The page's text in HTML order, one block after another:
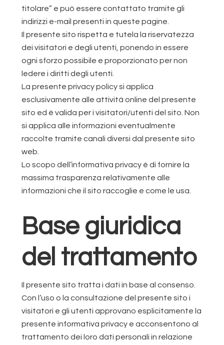
titolare” e può essere contattato tramite gli
indirizzi e-mail presenti in queste pagine.
Il presente sito rispetta e tutela la riservatezza
dei visitatori e degli utenti, ponendo in essere
ogni sforzo possibile e proporzionato per non
ledere i diritti degli utenti.
La presente privacy policy si applica
esclusivamente alle attività online del presente
sito ed è valida per i visitatori/utenti del sito. Non
si applica alle informazioni eventualmente
raccolte tramite canali diversi dal presente sito
web.
Lo scopo dell’informativa privacy è di fornire la
massima trasparenza relativamente alle
informazioni che il sito raccoglie e come le usa.
Base giuridica
del trattamento
Il presente sito tratta i dati in base al consenso.
Con l’uso o la consultazione del presente sito i
visitatori e gli utenti approvano esplicitamente la
presente informativa privacy e acconsentono al
trattamento dei loro dati personali in relazione